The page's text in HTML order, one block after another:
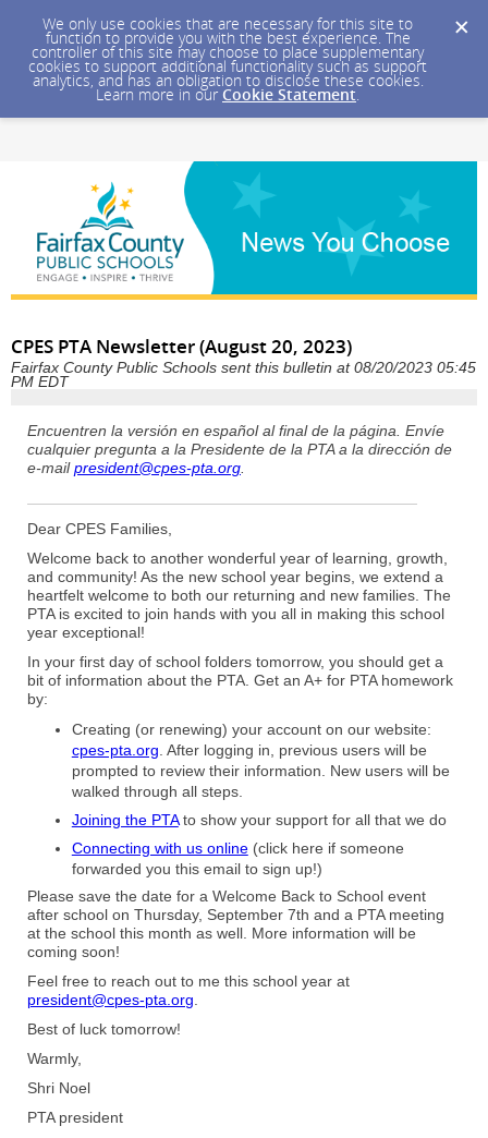
We only use cookies that are necessary for this site to
function to provide you with the best experience. The
controller of this site may choose to place supplementary
cookies to support additional functionality such as support
analytics, and has an obligation to disclose these cookies.
Learn more in our Cookie Statement.
CPES PTA Newsletter (August 20, 2023)
Fairfax County Public Schools sent this bulletin at 08/20/2023 05:45
PM EDT
Encuentren la versión en español al final de la página. Envíe
cualquier pregunta a la Presidente de la PTA a la dirección de
e-mail president@cpes-pta.org
Dear CPES Families,
Welcome back to another wonderful year of learning, growth,
and community! As the new school year begins, we extend a
heartfelt welcome to both our returning and new families. The
PTA is excited to join hands with you all in making this school
year exceptional!
In your first day of school folders tomorrow, you should get a
bit of information about the PTA. Get an A+ for PTA homework
by:
Creating (or renewing) your account on our website:
cpes-pta.org . After logging in, previous users will be
prompted to review their information. New users will be
walked through all steps.
Joining the PTAto show your support for all that we do
Connecting with us online(click here if someone
forwarded you this email to sign up!)
Please save the date for a Welcome Back to School event
after school on Thursday, September 7th and a PTA meeting
at the school this month as well. More information will be
coming soon!
Feel free to reach out to me this school year at
president@cpes-pta.org
Best of luck tomorrow!
Warmly,
Shri Noel
PTA president